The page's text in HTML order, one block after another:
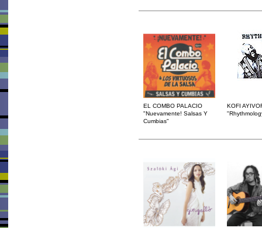
EL COMBO PALACIO
"Nuevamente! Salsas Y
Cumbias"
KOFI